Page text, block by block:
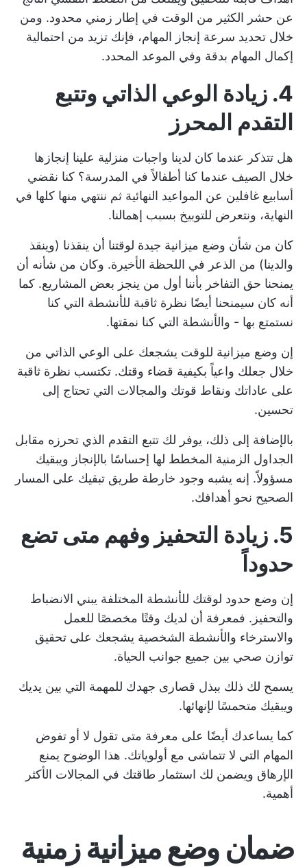
عن حشر الكثير من الوقت في إطار زمني محدود. ومن
خلال تحديد سرعة إنجاز المهام، فإنك تزيد من احتمالية
إكمال المهام بدقة وفي الموعد المحدد.
4. زيادة الوعي الذاتي وتتبع
التقدم المحرز
هل تتذكر عندما كان لدينا واجبات منزلية علينا إنجازها
خلال الصيف عندما كنا أطفالاً في المدرسة؟ كنا نقضي
أسابيع غافلين عن المواعيد النهائية ثم ننتهي منها كلها في
النهاية، ونتعرض للتوبيخ بسبب إهمالنا.
كان من شأن وضع ميزانية جيدة لوقتنا أن ينقذنا (وينقذ
والدينا) من الذعر في اللحظة الأخيرة. وكان من شأنه أن
يمنحنا حق التفاخر بأننا أول من ينجز بعض المشاريع. كما
أنه كان سيمنحنا أيضًا نظرة ثاقبة للأنشطة التي كنا
نستمتع بها - والأنشطة التي كنا نمقتها.
إن وضع ميزانية للوقت يشجعك على الوعي الذاتي من
خلال جعلك واعياً بكيفية قضاء وقتك. تكتسب نظرة ثاقبة
على عاداتك ونقاط قوتك والمجالات التي تحتاج إلى
تحسين.
بالإضافة إلى ذلك، يوفر لك تتبع التقدم الذي تحرزه مقابل
الجداول الزمنية المخطط لها إحساسًا بالإنجاز ويبقيك
مسؤولاً. إنه يشبه وجود خارطة طريق تبقيك على المسار
الصحيح نحو أهدافك.
5. زيادة التحفيز وفهم متى تضع
حدوداً
إن وضع حدود لوقتك للأنشطة المختلفة يبني الانضباط
والتحفيز. فمعرفة أن لديك وقتًا مخصصًا للعمل
والاسترخاء والأنشطة الشخصية يشجعك على تحقيق
توازن صحي بين جميع جوانب الحياة.
يسمح لك ذلك ببذل قصارى جهدك للمهمة التي بين يديك
ويبقيك متحمسًا لإنهائها.
كما يساعدك أيضًا على معرفة متى تقول لا أو تفوض
المهام التي لا تتماشى مع أولوياتك. هذا الوضوح يمنع
الإرهاق ويضمن لك استثمار طاقتك في المجالات الأكثر
أهمية.
ضمان وضع ميزانية زمنية